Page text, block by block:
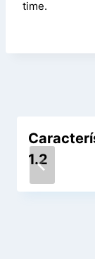
time.
1.2